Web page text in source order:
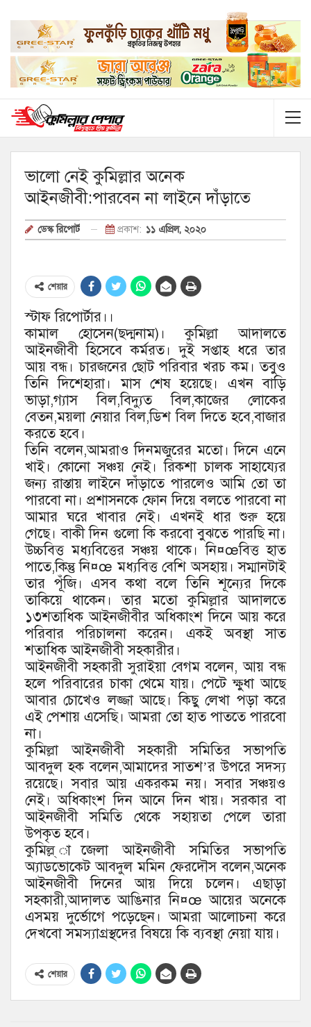
ভালো নেই কুমিল্লার অনেক
আইনজীবী:পারবেন না লাইনে দাঁড়াতে
ডেস্ক রিপোর্ট প্রকাশ: ১১ এপ্রিল, ২০২০
শেয়ার
স্টাফ রিপোর্টার।।
কামাল হোসেন(ছদ্মনাম)। কুমিল্লা আদালতে
আইনজীবী হিসেবে কর্মরত। দুই সপ্তাহ ধরে তার
আয় বন্ধ। চারজনের ছোট পরিবার খরচ কম। তবুও
তিনি দিশেহারা। মাস শেষ হয়েছে। এখন বাড়ি
ভাড়া,গ্যাস বিল,বিদ্যুত বিল,কাজের লোকের
বেতন,ময়লা নেয়ার বিল,ডিশ বিল দিতে হবে,বাজার
করতে হবে।
তিনি বলেন,আমরাও দিনমজুরের মতো। দিনে এনে
খাই। কোনো সঞ্চয় নেই। রিকশা চালক সাহায্যের
জন্য রাস্তায় লাইনে দাঁড়াতে পারলেও আমি তো তা
পারবো না। প্রশাসনকে ফোন দিয়ে বলতে পারবো না
আমার ঘরে খাবার নেই। এখনই ধার শুরু হয়ে
গেছে। বাকী দিন গুলো কি করবো বুঝতে পারছি না।
উচ্চবিত্ত মধ্যবিত্তের সঞ্চয় থাকে। নি¤œবিত্ত হাত
পাতে,কিন্তু নি¤œ মধ্যবিত্ত বেশি অসহায়। সম্মানটাই
তার পূঁজি। এসব কথা বলে তিনি শূন্যের দিকে
তাকিয়ে থাকেন। তার মতো কুমিল্লার আদালতে
১৩শতাধিক আইনজীবীর অধিকাংশ দিনে আয় করে
পরিবার পরিচালনা করেন। একই অবস্থা সাত
শতাধিক আইনজীবী সহকারীর।
আইনজীবী সহকারী সুরাইয়া বেগম বলেন, আয় বন্ধ
হলে পরিবারের চাকা থেমে যায়। পেটে ক্ষুধা আছে
আবার চোখেও লজ্জা আছে। কিছু লেখা পড়া করে
এই পেশায় এসেছি। আমরা তো হাত পাততে পারবো
না।
কুমিল্লা আইনজীবী সহকারী সমিতির সভাপতি
আবদুল হক বলেন,আমাদের সাতশ’র উপরে সদস্য
রয়েছে। সবার আয় একরকম নয়। সবার সঞ্চয়ও
নেই। অধিকাংশ দিন আনে দিন খায়। সরকার বা
আইনজীবী সমিতি থেকে সহায়তা পেলে তারা
উপকৃত হবে।
কুমিল্ল্ াজেলা আইনজীবী সমিতির সভাপতি
অ্যাডভোকেট আবদুল মমিন ফেরদৌস বলেন,অনেক
আইনজীবী দিনের আয় দিয়ে চলেন। এছাড়া
সহকারী,আদালত আঙিনার নি¤œ আয়ের অনেকে
এসময় দুর্ভোগে পড়েছেন। আমরা আলোচনা করে
দেখবো সমস্যাগ্রস্থদের বিষয়ে কি ব্যবস্থা নেয়া যায়।
শেয়ার